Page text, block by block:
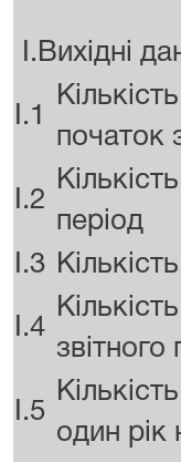
I.Вихідні
I.1
початок
I.2
період
I.3
I.4
звітного
I.5
один рік